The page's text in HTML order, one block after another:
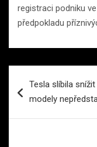
registraci podniku
předpokladu
proTesla slíbila
modely